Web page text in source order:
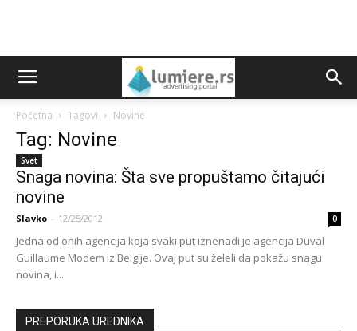
Početna Tagovi Novine
Tag: Novine
Svet
Snaga novina: Šta sve propuštamo čitajući
novine
Slavko - 12/25/2012 0
Jedna od onih agencija koja svaki put iznenadi je agencija Duval
Guillaume Modem iz Belgije. Ovaj put su želeli da pokažu snagu
novina, i...
PREPORUKA UREDNIKA